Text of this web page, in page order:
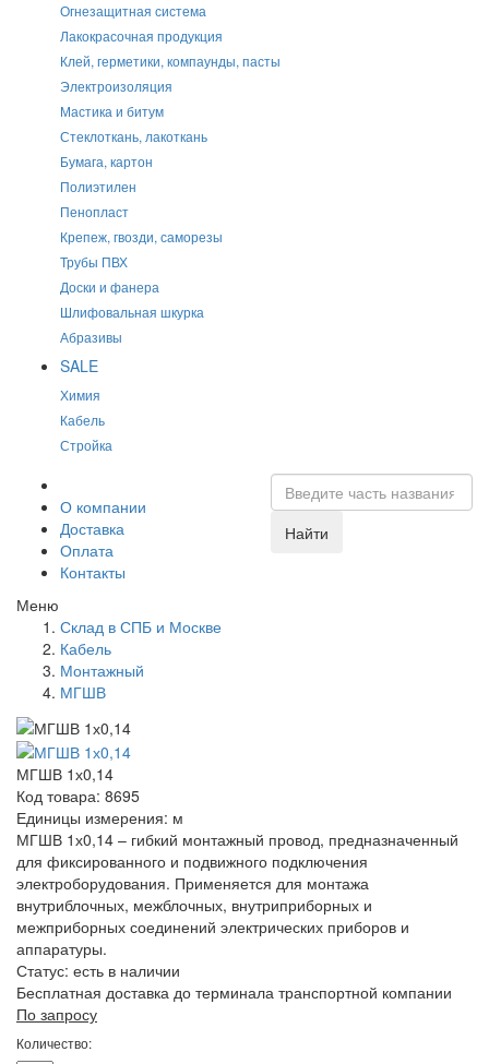
Огнезащитная система
Лакокрасочная продукция
Клей, герметики, компаунды, пасты
Электроизоляция
Мастика и битум
Стеклоткань, лакоткань
Бумага, картон
Полиэтилен
Пенопласт
Крепеж, гвозди, саморезы
Трубы ПВХ
Доски и фанера
Шлифовальная шкурка
Абразивы
SALE
Химия
Кабель
Стройка
О компании
Доставка
Оплата
Контакты
Найти
Меню
Склад в СПБ и Москве
Кабель
Монтажный
МГШВ
МГШВ 1х0,14
Код товара: 8695
Единицы измерения: м
МГШВ 1х0,14 – гибкий монтажный провод, предназначенный
для фиксированного и подвижного подключения
электроборудования. Применяется для монтажа
внутриблочных, межблочных, внутриприборных и
межприборных соединений электрических приборов и
аппаратуры.
Статус: есть в наличии
Бесплатная доставка до терминала транспортной компании
По запросу
Количество: